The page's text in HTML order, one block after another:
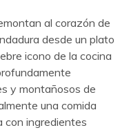
al corazón de
desde un plato
icono de la cocina
y montañosos de
una comida
con ingredientes